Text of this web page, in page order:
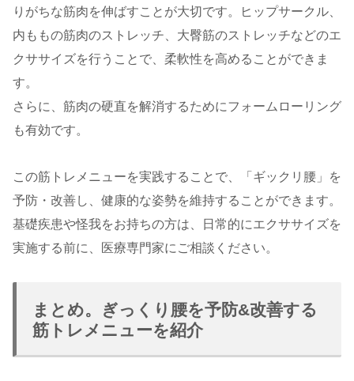
りがちな筋肉を伸ばすことが大切です。ヒップサークル、
内ももの筋肉のストレッチ、大臀筋のストレッチなどのエ
クササイズを行うことで、柔軟性を高めることができま
す。
さらに、筋肉の硬直を解消するためにフォームローリング
も有効です。
この筋トレメニューを実践することで、「ギックリ腰」を
予防・改善し、健康的な姿勢を維持することができます。
基礎疾患や怪我をお持ちの方は、日常的にエクササイズを
実施する前に、医療専門家にご相談ください。
まとめ。ぎっくり腰を予防&改善する
筋トレメニューを紹介